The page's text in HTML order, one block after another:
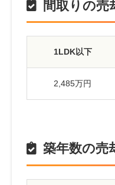
間取りの売
1LDK以下
2,485万円
築年数の売